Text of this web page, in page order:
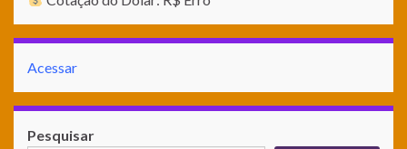
Acessar
Pesquisar